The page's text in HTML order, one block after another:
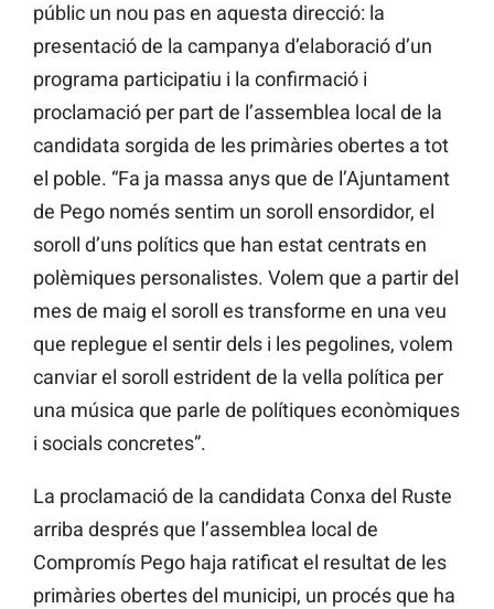
públic un nou pas en aquesta direcció: la
presentació de la campanya d’elaboració d’un
programa participatiu i la confirmació i
proclamació per part de l’assemblea local de la
candidata sorgida de les primàries obertes a tot
el poble. “Fa ja massa anys que de l’Ajuntament
de Pego només sentim un soroll ensordidor, el
soroll d’uns polítics que han estat centrats en
polèmiques personalistes. Volem que a partir del
mes de maig el soroll es transforme en una veu
que replegue el sentir dels i les pegolines, volem
canviar el soroll estrident de la vella política per
una música que parle de polítiques econòmiques
i socials concretes”.
La proclamació de la candidata Conxa del Ruste
arriba després que l’assemblea local de
Compromís Pego haja ratificat el resultat de les
primàries obertes del municipi, un procés que ha